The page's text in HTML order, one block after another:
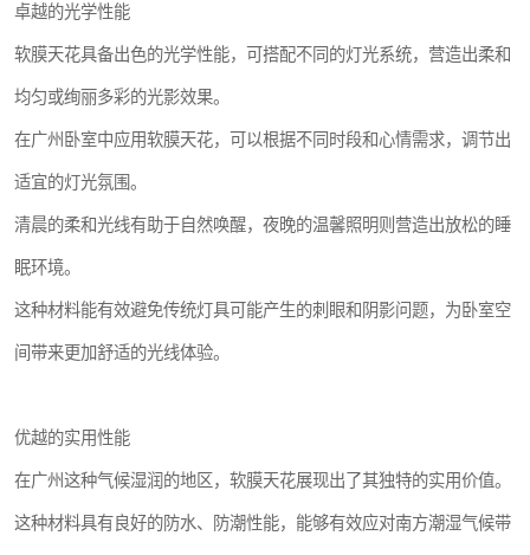
卓越的光学性能
软膜天花具备出色的光学性能，可搭配不同的灯光系统，营造出柔和
均匀或绚丽多彩的光影效果。
在广州卧室中应用软膜天花，可以根据不同时段和心情需求，调节出
适宜的灯光氛围。
清晨的柔和光线有助于自然唤醒，夜晚的温馨照明则营造出放松的睡
眠环境。
这种材料能有效避免传统灯具可能产生的刺眼和阴影问题，为卧室空
间带来更加舒适的光线体验。
优越的实用性能
在广州这种气候湿润的地区，软膜天花展现出了其独特的实用价值。
这种材料具有良好的防水、防潮性能，能够有效应对南方潮湿气候带